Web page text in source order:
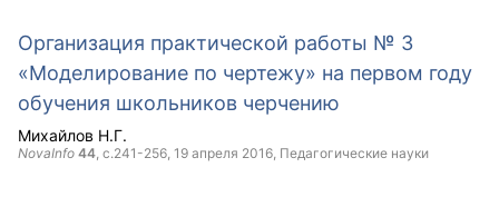
Организация практической работы № 3
«Моделирование по чертежу» на первом году
обучения школьников черчению
Михайлов Н.Г.
NovaInfo 44, с.241-256, 19 апреля 2016, Педагогические науки